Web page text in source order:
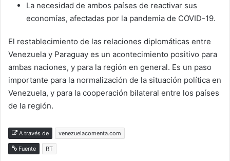
La necesidad de ambos países de reactivar sus
economías, afectadas por la pandemia de COVID-19.
El restablecimiento de las relaciones diplomáticas entre
Venezuela y Paraguay es un acontecimiento positivo para
ambas naciones, y para la región en general. Es un paso
importante para la normalización de la situación política en
Venezuela, y para la cooperación bilateral entre los países
de la región.
A través de venezuelacomenta.com
Fuente RT